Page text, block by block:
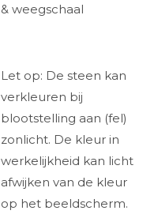
& weegschaal
Let op: De steen kan
verkleuren bij
blootstelling aan (fel)
zonlicht. De kleur in
werkelijkheid kan licht
afwijken van de kleur
op het beeldscherm.